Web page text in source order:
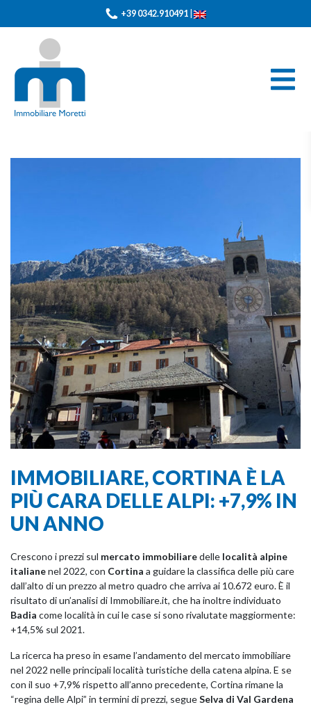
+39 0342.910491
IMMOBILIARE, CORTINA È LA
PIÙ CARA DELLE ALPI: +7,9% IN
UN ANNO
Crescono i prezzi sul mercato immobiliaredelle località alpine
italianenel 2022, con Cortina a guidare la classifica delle più care
dall’alto di un prezzo al metro quadro che arriva ai 10.672 euro. È il
risultato di un’analisi di Immobiliare.it, che ha inoltre individuato
Badia come località in cui le case si sono rivalutate maggiormente:
+14,5% sul 2021.
La ricerca ha preso in esame l’andamento del mercato immobiliare
nel 2022 nelle principali località turistiche della catena alpina. E se
con il suo +7,9% rispetto all’anno precedente, Cortina rimane la
“regina delle Alpi” in termini di prezzi, segueSelva di Val Gardena